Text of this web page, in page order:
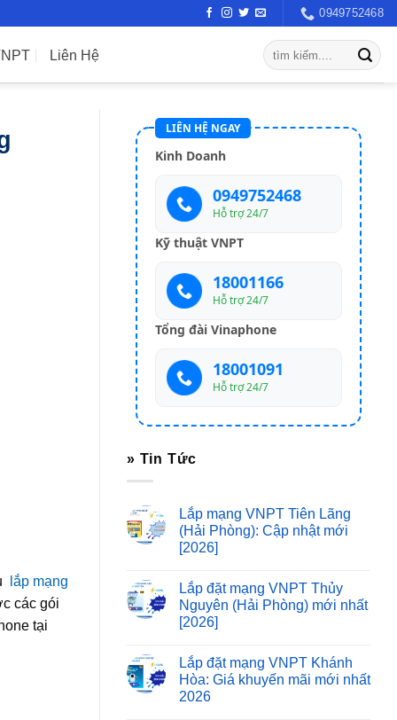
0949752468
Liên Hệ
lắp mạng
các gói
tại
LIÊN HỆ NGAY
Kinh Doanh
0949752468
Hỗ trợ 24/7
Kỹ thuật VNPT
18001166
Hỗ trợ 24/7
Tổng đài Vinaphone
18001091
Hỗ trợ 24/7
» Tin Tức
Lắp mạng VNPT Tiên Lãng
(Hải Phòng): Cập nhật mới
[2026]
Lắp đặt mạng VNPT Thủy
Nguyên (Hải Phòng) mới nhất
[2026]
Lắp đặt mạng VNPT Khánh
Hòa: Giá khuyến mãi mới nhất
2026